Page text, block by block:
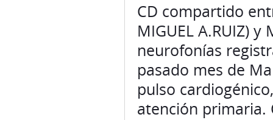
CD compartido
MIGUEL A.RUIZ)
neurofonías
pasado mes de
pulso
atención primaria.